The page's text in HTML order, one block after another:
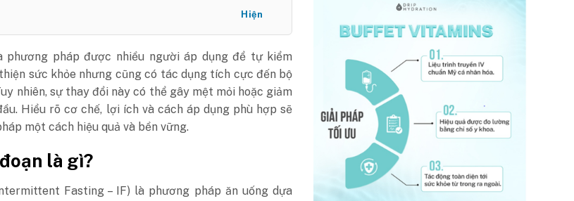
Hiện
phương pháp được nhiều người áp dụng để tự kiểm
sức khỏe nhưng cũng có tác dụng tích cực đến bộ
nhiên, sự thay đổi này có thể gây mệt mỏi hoặc giảm
Hiểu rõ cơ chế, lợi ích và cách áp dụng phù hợp sẽ
một cách hiệu quả và bền vững.
là gì?
Fasting – IF) là phương pháp ăn uống dựa